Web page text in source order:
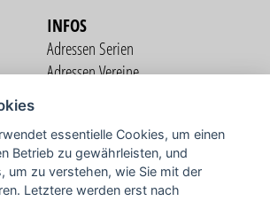
INFOS
Adressen Serien
Adressen Vereine
COMMUNITY
essentielle Cookies, um einen
Betrieb zu gewährleisten, und
um zu verstehen, wie Sie mit der
Letztere werden erst nach